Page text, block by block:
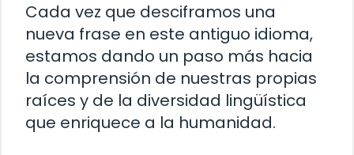
Cada vez que desciframos una
nueva frase en este antiguo idioma,
estamos dando un paso más hacia
la comprensión de nuestras propias
raíces y de la diversidad lingüística
que enriquece a la humanidad.